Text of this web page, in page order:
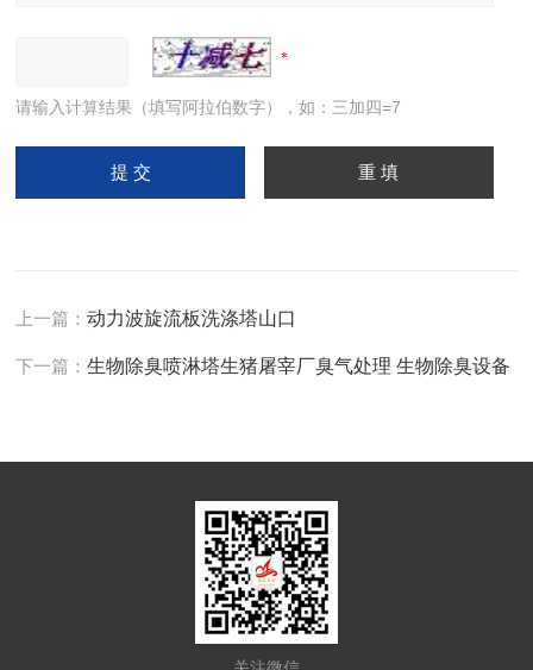
请输入计算结果（填写阿拉伯数字），如：三加四=7
上一篇：动力波旋流板洗涤塔山口
下一篇：生物除臭喷淋塔生猪屠宰厂臭气处理 生物除臭设备